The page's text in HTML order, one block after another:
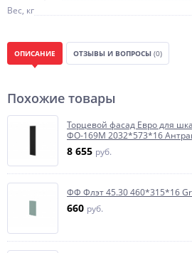
Вес, кг
ОПИСАНИЕ ОТЗЫВЫ И ВОПРОСЫ (0)
Похожие товары
Торцевой фасад Евро для
ФО-169М 2032*573*16
8 655 руб.
ФФ Флэт 45.30 460*315*16
660 руб.